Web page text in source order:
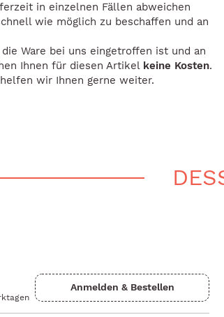
in einzelnen Fällen abweichen
wie möglich zu beschaffen und an
Ware bei uns eingetroffen ist und an
Ihnen für diesen Artikel keine Kosten.
wir Ihnen gerne weiter.